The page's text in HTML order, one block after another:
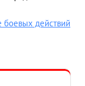
боевых действий